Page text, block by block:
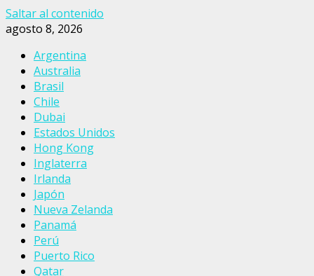
Saltar al contenido
agosto 8, 2026
Argentina
Australia
Brasil
Chile
Dubai
Estados Unidos
Hong Kong
Inglaterra
Irlanda
Japón
Nueva Zelanda
Panamá
Perú
Puerto Rico
Qatar